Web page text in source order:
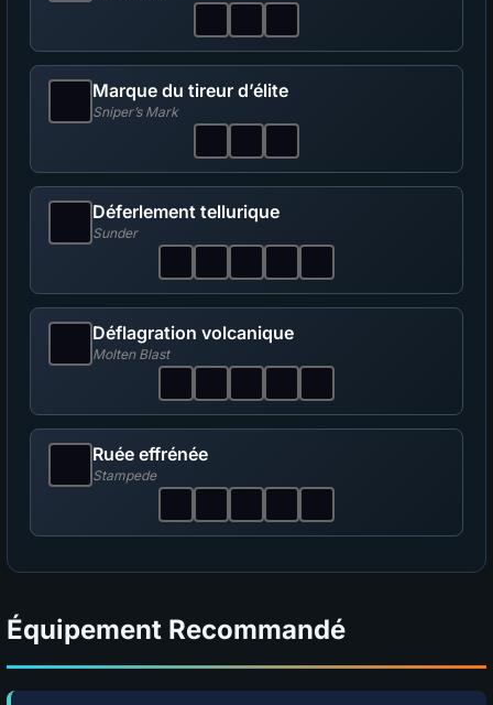
Marque du tireur d’élite
Sniper’s Mark
Déferlement tellurique
Sunder
Déflagration volcanique
Molten Blast
Ruée effrénée
Stampede
Équipement Recommandé